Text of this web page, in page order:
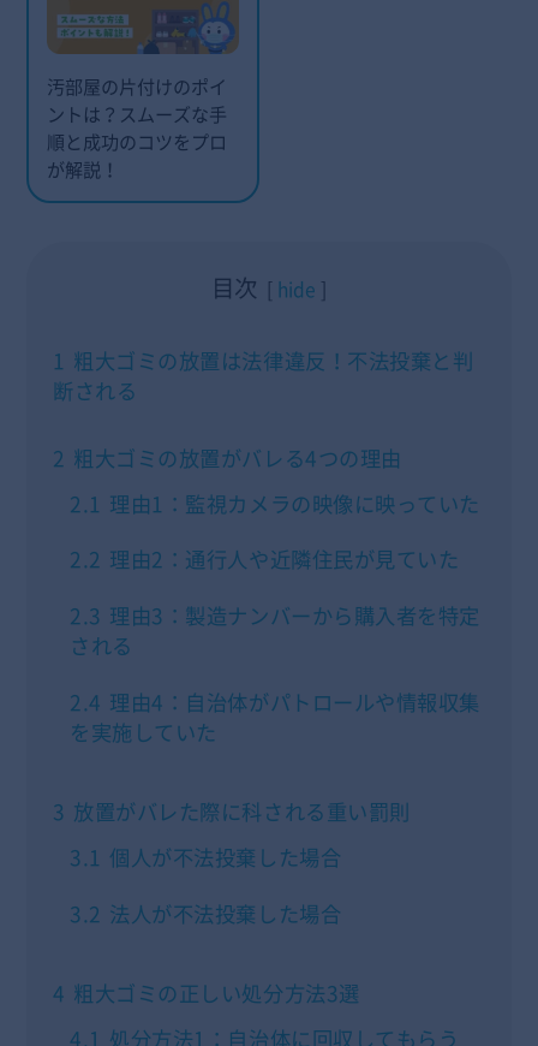
汚部屋の片付けのポイ
ントは？スムーズな手
順と成功のコツをプロ
が解説！
目次 hide
1 粗大ゴミの放置は法律違反！不法投棄と判
断される
2 粗大ゴミの放置がバレる4つの理由
2.1 理由1：監視カメラの映像に映っていた
2.2 理由2：通行人や近隣住民が見ていた
2.3 理由3：製造ナンバーから購入者を特定
される
2.4 理由4：自治体がパトロールや情報収集
を実施していた
3 放置がバレた際に科される重い罰則
3.1 個人が不法投棄した場合
3.2 法人が不法投棄した場合
4 粗大ゴミの正しい処分方法3選
4.1 処分方法1：自治体に回収してもらう